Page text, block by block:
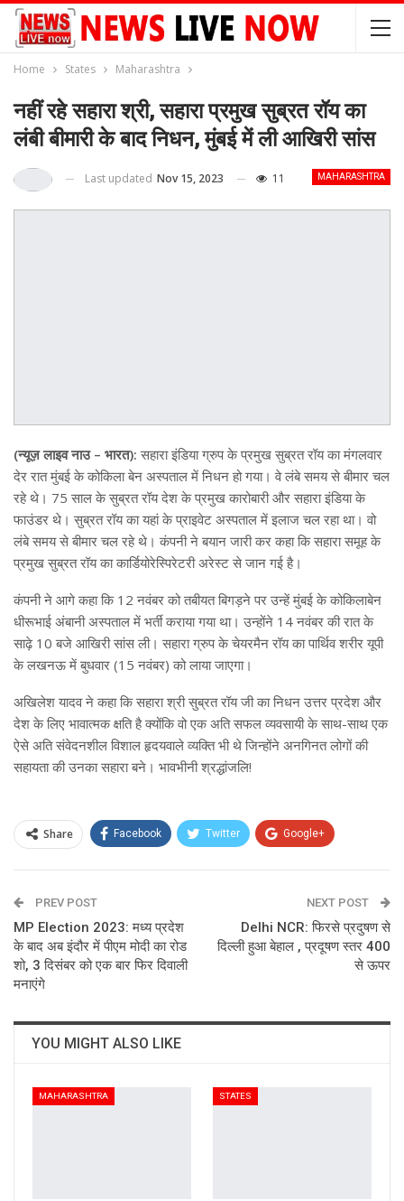
Home States Maharashtra
नहीं रहे सहारा श्री, सहारा प्रमुख सुब्रत रॉय का
लंबी बीमारी के बाद निधन, मुंबई में ली आखिरी सांस
MAHARASHTRA
Last updated Nov 15, 2023 11
(न्यूज़ लाइव नाउ – भारत): सहारा इंडिया ग्रुप के प्रमुख सुब्रत रॉय का मंगलवार
देर रात मुंबई के कोकिला बेन अस्पताल में निधन हो गया। वे लंबे समय से बीमार चल
रहे थे। 75 साल के सुब्रत रॉय देश के प्रमुख कारोबारी और सहारा इंडिया के
फाउंडर थे। सुब्रत रॉय का यहां के प्राइवेट अस्पताल में इलाज चल रहा था। वो
लंबे समय से बीमार चल रहे थे। कंपनी ने बयान जारी कर कहा कि सहारा समूह के
प्रमुख सुब्रत रॉय का कार्डियोरेस्पिरेटरी अरेस्ट से जान गई है।
कंपनी ने आगे कहा कि 12 नवंबर को तबीयत बिगड़ने पर उन्हें मुंबई के कोकिलाबेन
धीरूभाई अंबानी अस्पताल में भर्ती कराया गया था। उन्होंने 14 नवंबर की रात के
साढ़े 10 बजे आखिरी सांस ली। सहारा ग्रुप के चेयरमैन रॉय का पार्थिव शरीर यूपी
के लखनऊ में बुधवार (15 नवंबर) को लाया जाएगा।
अखिलेश यादव ने कहा कि सहारा श्री सुब्रत रॉय जी का निधन उत्तर प्रदेश और
देश के लिए भावात्मक क्षति है क्योंकि वो एक अति सफल व्यवसायी के साथ-साथ एक
ऐसे अति संवेदनशील विशाल हृदयवाले व्यक्ति भी थे जिन्होंने अनगिनत लोगों की
सहायता की उनका सहारा बने। भावभीनी श्रद्धांजलि!
Share Facebook Twitter Google+
Email
PREV POST
MP Election 2023: मध्य प्रदेश
के बाद अब इंदौर में पीएम मोदी का रोड
शो, 3 दिसंबर को एक बार फिर दिवाली
मनाएंगे
NEXT POST
Delhi NCR: फिरसे प्रदुषण से
दिल्ली हुआ बेहाल , प्रदूषण स्तर 400
से ऊपर
YOU MIGHT ALSO LIKE
MAHARASHTRA STATES